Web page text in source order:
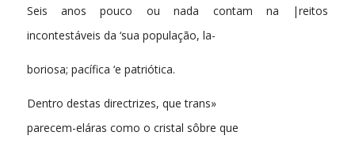
Seis anos pouco ou nada contam na |reitos
incontestáveis da ‘sua população, la-
boriosa; pacífica ‘e patriótica.
Dentro destas directrizes, que trans»
parecem-eláras como o cristal sôbre que